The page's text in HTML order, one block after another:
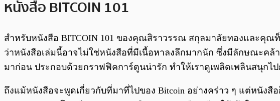
หนังสือ BITCOIN 101
สำหรับหนังสือ BITCOIN 101 ของคุณสิราวรรณ สกุลมาลัยทองและคุ
ว่าหนังสือเล่มนี้อาจไม่ใช่หนังสือที่มีเนื้อหาลงลึกมากนัก ซึ่งมีลักษณะคล้
มาก่อน ประกอบด้วยกราฟฟิคการ์ตูนน่ารัก ทำให้เราดูเพลิดเพลินสนุกไ
ถึงแม้หนังสือจะพูดเกี่ยวกับที่มาที่ไปของ Bitcoin อย่างคร่าว ๆ แต่หนัง